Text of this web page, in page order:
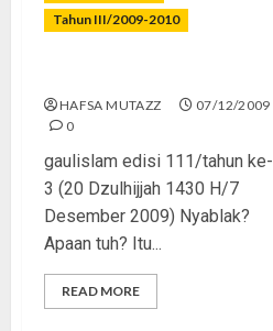
Tahun III/2009-2010
HAFSA MUTAZZ
07/12/2009
0
gaulislam edisi 111/tahun ke-
3 (20 Dzulhijjah 1430 H/7
Desember 2009) Nyablak?
Apaan tuh? Itu...
READ MORE